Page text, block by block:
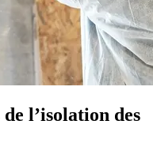
l’isolation des